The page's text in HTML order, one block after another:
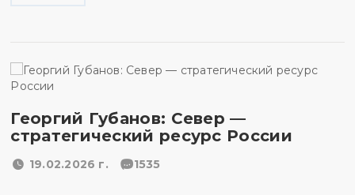
Георгий Губанов: Север —
стратегический ресурс России
19.02.2026 г. 1535